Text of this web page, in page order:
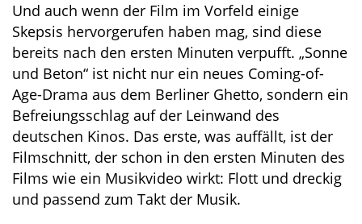
Und auch wenn der Film im Vorfeld einige
Skepsis hervorgerufen haben mag, sind diese
bereits nach den ersten Minuten verpufft. „Sonne
und Beton“ ist nicht nur ein neues Coming-of-
Age-Drama aus dem Berliner Ghetto, sondern ein
Befreiungsschlag auf der Leinwand des
deutschen Kinos. Das erste, was auffällt, ist der
Filmschnitt, der schon in den ersten Minuten des
Films wie ein Musikvideo wirkt: Flott und dreckig
und passend zum Takt der Musik.